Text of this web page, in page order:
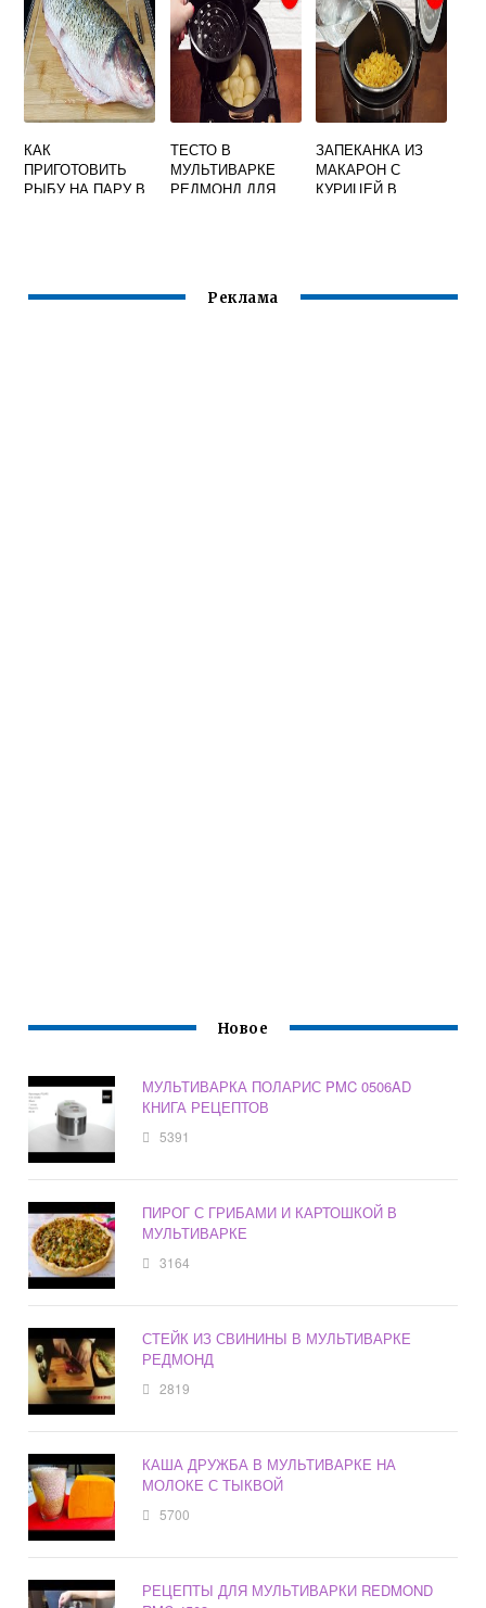
КАК
ПРИГОТОВИТЬ
РЫБУ НА ПАРУ В
ТЕСТО В
МУЛЬТИВАРКЕ
РЕДМОНД ДЛЯ
ЗАПЕКАНКА ИЗ
МАКАРОН С
КУРИЦЕЙ В
Реклама
Новое
МУЛЬТИВАРКА ПОЛАРИС PMC 0506AD
КНИГА РЕЦЕПТОВ
5391
ПИРОГ С ГРИБАМИ И КАРТОШКОЙ В
МУЛЬТИВАРКЕ
3164
СТЕЙК ИЗ СВИНИНЫ В МУЛЬТИВАРКЕ
РЕДМОНД
2819
КАША ДРУЖБА В МУЛЬТИВАРКЕ НА
МОЛОКЕ С ТЫКВОЙ
5700
РЕЦЕПТЫ ДЛЯ МУЛЬТИВАРКИ REDMOND